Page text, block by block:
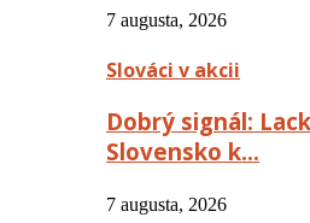
7 augusta, 2026
Slováci v akcii
Dobrý signál:
Slovensko k…
7 augusta, 2026